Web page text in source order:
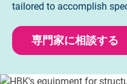
tailored to accomplish
専門家に相談する